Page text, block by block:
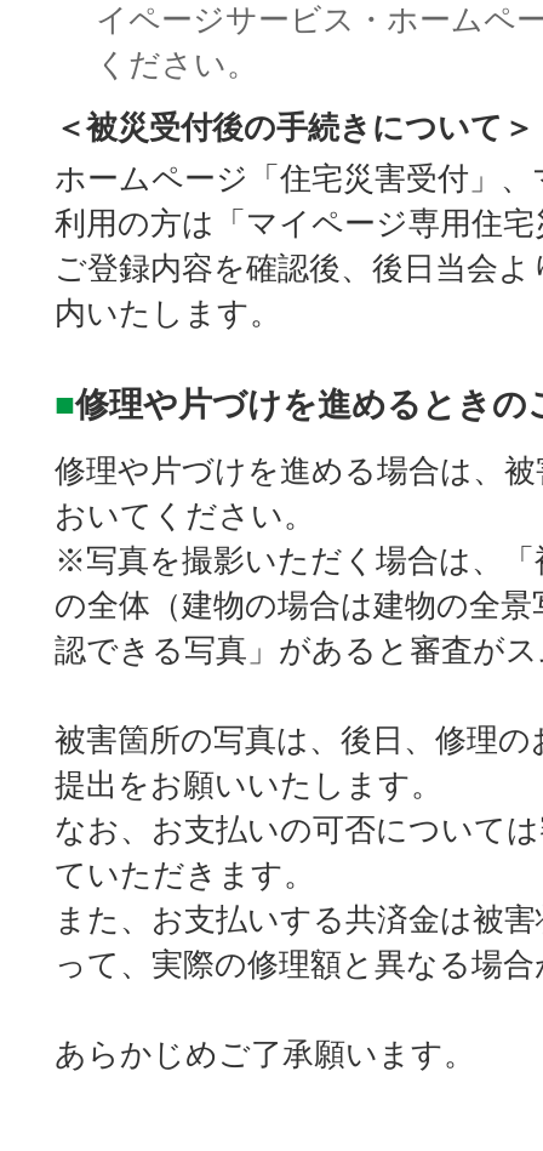
イページサービス・ホームペ
ください。
＜被災受付後の手続きについて＞
ホームページ「住宅災害受付」
利用の方は「マイページ専用住
ご登録内容を確認後、後日当会
内いたします。
■修理や片づけを進めるときの
修理や片づけを進める場合は、
おいてください。
※写真を撮影いただく場合は、
の全体（建物の場合は建物の全
認できる写真」があると審査が
被害箇所の写真は、後日、修理
提出をお願いいたします。
なお、お支払いの可否について
ていただきます。
また、お支払いする共済金は被
って、実際の修理額と異なる場
あらかじめご了承願います。